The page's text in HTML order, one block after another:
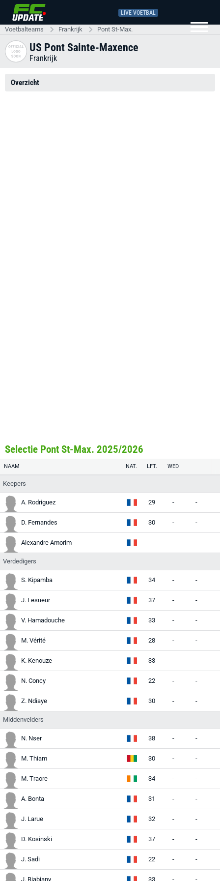
LIVE VOETBAL
Voetbalteams Frankrijk Pont St-Max.
US Pont Sainte-Maxence
Frankrijk
Overzicht
Selectie Pont St-Max. 2025/2026
NAAM NAT. LFT. WED.
Keepers
A. Rodriguez 29 - -
D. Fernandes 30 - -
Alexandre Amorim - -
Verdedigers
S. Kipamba 34 - -
J. Lesueur 37 - -
V. Hamadouche 33 - -
M. Vérité 28 - -
K. Kenouze 33 - -
N. Concy 22 - -
Z. Ndiaye 30 - -
Middenvelders
N. Nser 38 - -
M. Thiam 30 - -
M. Traore 34 - -
A. Bonta 31 - -
J. Larue 32 - -
D. Kosinski 37 - -
J. Sadi 22 - -
J. Biabiany 33 - -